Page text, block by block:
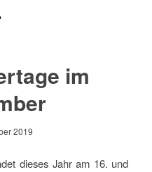
im
2019
dieses Jahr am 16. und